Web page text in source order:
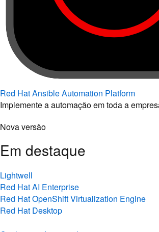
Red Hat Ansible Automation Platform
Implemente a automação em toda a
Nova versão
Em destaque
Lightwell
Red Hat AI Enterprise
Red Hat OpenShift Virtualization Engine
Red Hat Desktop